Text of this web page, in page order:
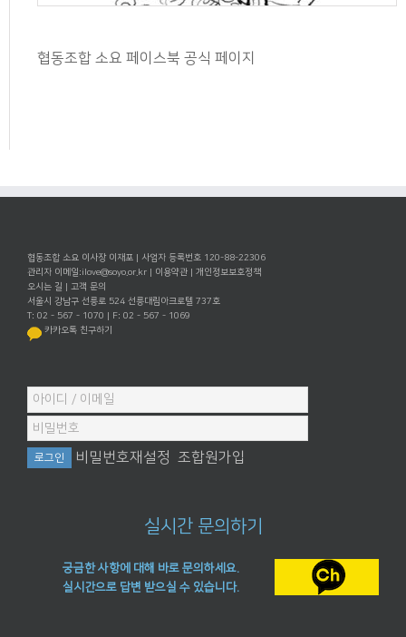
협동조합 소요 페이스북 공식 페이지
협동조합 소요 이사장 이재포 | 사업자 등록번호 120-88-22306
관리자 이메일:ilove@soyo.or.kr | 이용약관 | 개인정보보호정책
오시는 길 | 고객 문의
서울시 강남구 선릉로 524 선릉대림아크로텔 737호
T: 02 - 567 - 1070 | F: 02 - 567 - 1069
카카오톡 친구하기
비밀번호재설정 조합원가입
실시간 문의하기
궁금한 사항에 대해 바로 문의하세요.
실시간으로 답변 받으실 수 있습니다.